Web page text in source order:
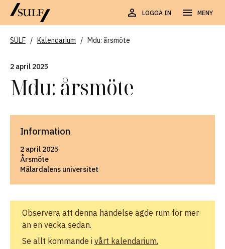
LOGGA IN MENY
SULF / Kalendarium / Mdu: årsmöte
2 april 2025
Mdu: årsmöte
Observera att denna händelse ägde rum för mer
än en vecka sedan.
Se allt kommande i vårt kalendarium.
Information
2 april 2025
Årsmöte
Mälardalens universitet